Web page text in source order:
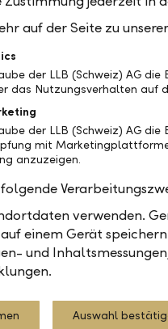
wenden Sie sich
Linth
Linth
von CHF
Zürichsee,
vertreten. Die Bank
auf der Seite zu
der LLB (Schweiz) AG
das Nutzungsverhalten auf
der LLB (Schweiz) AG
mit
anzuzeigen.
verwenden.
einem Gerät
und
Auswahl